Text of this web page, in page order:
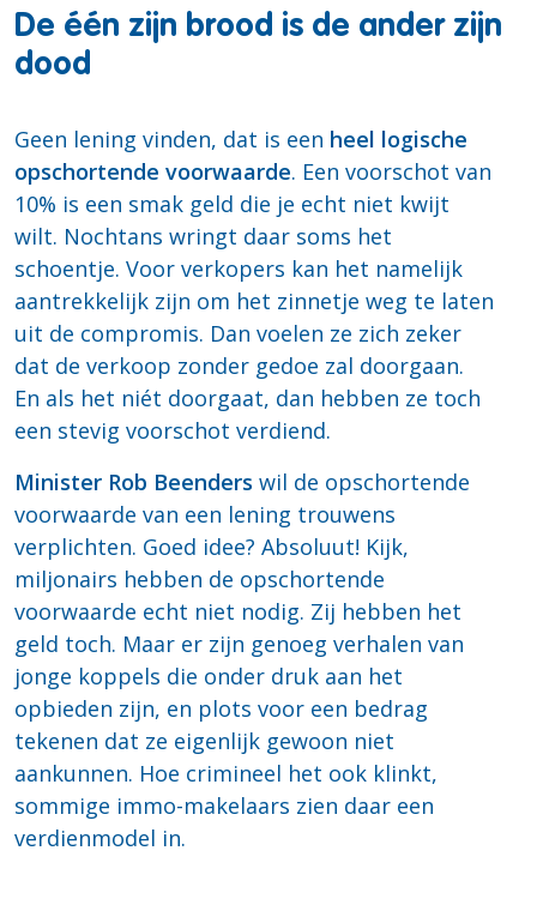
De één zijn brood is de ander zijn
dood
Geen lening vinden, dat is een heel logische
opschortende voorwaarde. Een voorschot van
10% is een smak geld die je echt niet kwijt
wilt. Nochtans wringt daar soms het
schoentje. Voor verkopers kan het namelijk
aantrekkelijk zijn om het zinnetje weg te laten
uit de compromis. Dan voelen ze zich zeker
dat de verkoop zonder gedoe zal doorgaan.
En als het niét doorgaat, dan hebben ze toch
een stevig voorschot verdiend.
Minister Rob Beenders wil de opschortende
voorwaarde van een lening trouwens
verplichten. Goed idee? Absoluut! Kijk,
miljonairs hebben de opschortende
voorwaarde echt niet nodig. Zij hebben het
geld toch. Maar er zijn genoeg verhalen van
jonge koppels die onder druk aan het
opbieden zijn, en plots voor een bedrag
tekenen dat ze eigenlijk gewoon niet
aankunnen. Hoe crimineel het ook klinkt,
sommige immo-makelaars zien daar een
verdienmodel in.